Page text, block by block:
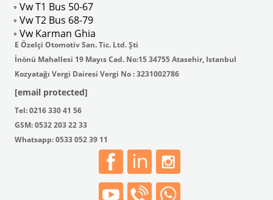
◦ Vw T1 Bus 50-67
◦ Vw T2 Bus 68-79
◦ Vw Karman Ghia
E Özelçi Otomotiv San. Tic. Ltd. Şti
İnönü Mahallesi 19 Mayıs Cad. No:15 34755 Atasehir, Istanbul
Kozyatağı Vergi Dairesi Vergi No : 3231002786
[email protected]
Tel: 0216 330 41 56
GSM: 0532 203 22 33
Whatsapp: 0533 052 39 11